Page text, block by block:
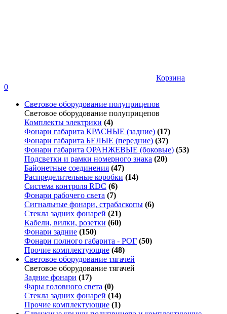
Корзина
0
Световое оборудование полуприцепов
Световое оборудование полуприцепов
Комплекты электрики (4)
Фонари габарита КРАСНЫЕ (задние) (17)
Фонари габарита БЕЛЫЕ (передние) (37)
Фонари габарита ОРАНЖЕВЫЕ (боковые) (53)
Подсветки и рамки номерного знака (20)
Байонетные соединения (47)
Распределительные коробки (14)
Система контроля RDC (6)
Фонари рабочего света (7)
Сигнальные фонари, страбаскопы (6)
Стекла задних фонарей (21)
Кабели, вилки, розетки (60)
Фонари задние (150)
Фонари полного габарита - РОГ (50)
Прочие комплектующие (48)
Световое оборудование тягачей
Световое оборудование тягачей
Задние фонари (17)
Фары головного света (0)
Стекла задних фонарей (14)
Прочие комплектующие (1)